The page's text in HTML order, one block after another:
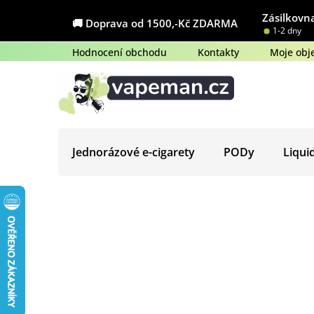
obsah
🚚 Doprava od 1500,-Kč ZDARMA
1-2 dny
Hodnocení obchodu Kontakty Moje
Jednorázové e-cigarety PODy